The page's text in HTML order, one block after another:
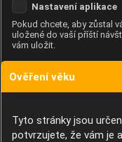
Nastavení aplikace
Pokud chcete, aby zůstal
uložené do vaší příští
vám uložit.
Anonymní unikátní ID
Díky němu příště
Identifikátor je zcela
Ověření věku
Tyto stránky jsou
potvrzujete, že vám je